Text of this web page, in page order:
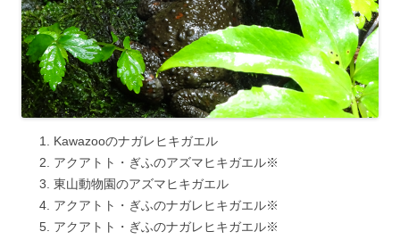
Kawazooのナガレヒキガエル
アクアトト・ぎふのアズマヒキガエル※
東山動物園のアズマヒキガエル
アクアトト・ぎふのナガレヒキガエル※
アクアトト・ぎふのナガレヒキガエル※